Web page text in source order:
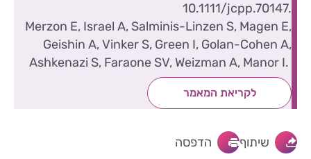
10.1111/jcpp.70147.
Merzon E, Israel A, Salminis-Linzen S, Magen E,
Geishin A, Vinker S, Green I, Golan-Cohen A,
Ashkenazi S, Faraone SV, Weizman A, Manor I.
לקריאת המאמר
שיתוף הדפסה